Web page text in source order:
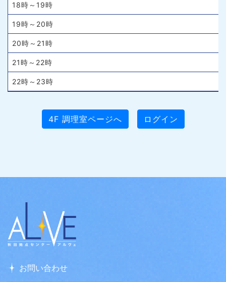
18時～19時
19時～20時
20時～21時
21時～22時
22時～23時
4F 調理室ページへ ログイン
お問い合わせ